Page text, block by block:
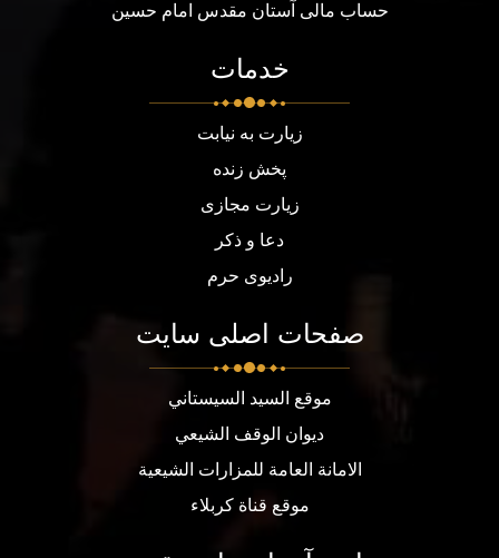
حساب مالی آستان مقدس امام حسین
خدمات
زیارت به نیابت
پخش زنده
زیارت مجازی
دعا و ذکر
رادیوی حرم
صفحات اصلی سایت
موقع السيد السيستاني
ديوان الوقف الشيعي
الامانة العامة للمزارات الشيعية
موقع قناة كربلاء